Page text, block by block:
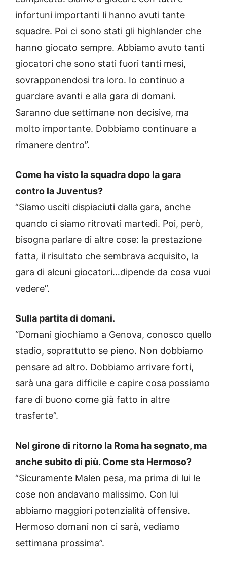
infortuni importanti li hanno avuti tante
squadre. Poi ci sono stati gli highlander che
hanno giocato sempre. Abbiamo avuto tanti
giocatori che sono stati fuori tanti mesi,
sovrapponendosi tra loro. Io continuo a
guardare avanti e alla gara di domani.
Saranno due settimane non decisive, ma
molto importante. Dobbiamo continuare a
rimanere dentro”.
Come ha visto la squadra dopo la gara
contro la Juventus?
“Siamo usciti dispiaciuti dalla gara, anche
quando ci siamo ritrovati martedì. Poi, però,
bisogna parlare di altre cose: la prestazione
fatta, il risultato che sembrava acquisito, la
gara di alcuni giocatori…dipende da cosa vuoi
vedere”.
Sulla partita di domani.
“Domani giochiamo a Genova, conosco quello
stadio, soprattutto se pieno. Non dobbiamo
pensare ad altro. Dobbiamo arrivare forti,
sarà una gara difficile e capire cosa possiamo
fare di buono come già fatto in altre
trasferte”.
Nel girone di ritorno la Roma ha segnato, ma
anche subito di più. Come sta Hermoso?
“Sicuramente Malen pesa, ma prima di lui le
cose non andavano malissimo. Con lui
abbiamo maggiori potenzialità offensive.
Hermoso domani non ci sarà, vediamo
settimana prossima”.